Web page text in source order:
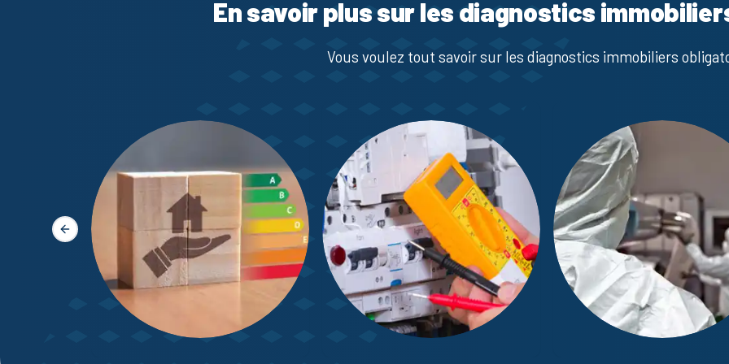
En savoir plus sur les diagnostics
Vous voulez tout savoir sur les diagnostics immobiliers
Slide précédente